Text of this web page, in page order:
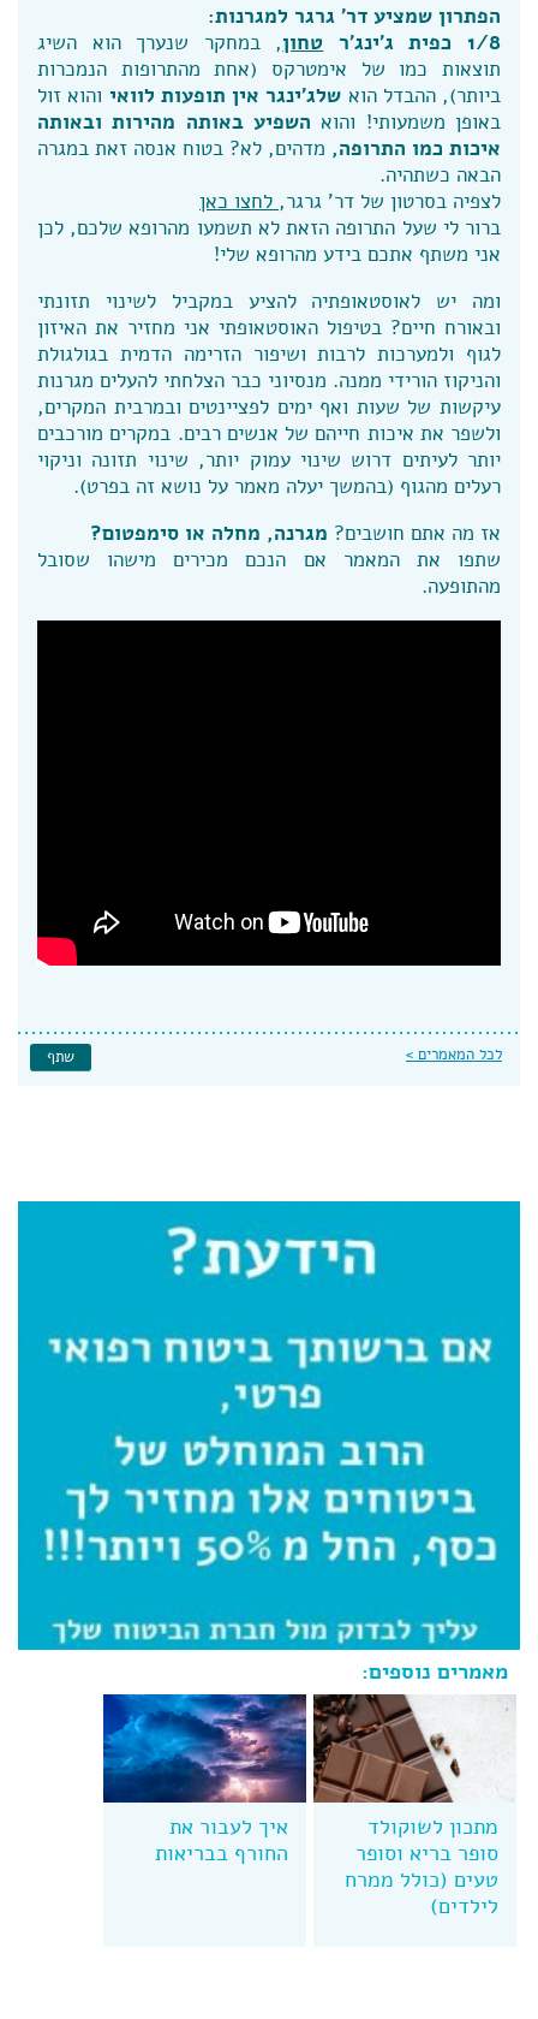
הפתרון שמציע דר' גרגר למגרנות:
1/8 כפית ג'ינג'ר
טחון, במחקר שנערך הוא השיג
תוצאות כמו של אימטרקס (אחת מהתרופות הנמכרות
ביותר), ההבדל הוא שלג'ינגר אין תופעות לוואי והוא זול
באופן משמעותי! והוא השפיע באותה מהירות ובאותה
איכות כמו התרופה, מדהים, לא? בטוח אנסה זאת במגרה
הבאה כשתהיה.
לצפיה בסרטון של דר' גרגר, לחצו כאן
ברור לי שעל התרופה הזאת לא תשמעו מהרופא שלכם, לכן
אני משתף אתכם בידע מהרופא שלי!
ומה יש לאוסטאופתיה להציע במקביל לשינוי תזונתי
ובאורח חיים? בטיפול האוסטאופתי אני מחזיר את האיזון
לגוף ולמערכות לרבות ושיפור הזרימה הדמית בגולגולת
והניקוז הורידי ממנה. מנסיוני כבר הצלחתי להעלים מגרנות
עיקשות של שעות ואף ימים לפציינטים ובמרבית המקרים,
ולשפר את איכות חייהם של אנשים רבים. במקרים מורכבים
יותר לעיתים דרוש שינוי עמוק יותר, שינוי תזונה וניקוי
רעלים מהגוף (בהמשך יעלה מאמר על נושא זה בפרט).
אז מה אתם חושבים? מגרנה, מחלה או סימפטום?
שתפו את המאמר אם הנכם מכירים מישהו שסובל
מהתופעה.
לכל המאמרים > שתף
מאמרים נוספים:
איך לעבור את
החורף בבריאות
מתכון לשוקולד
סופר בריא וסופר
טעים (כולל ממרח
לילדים)